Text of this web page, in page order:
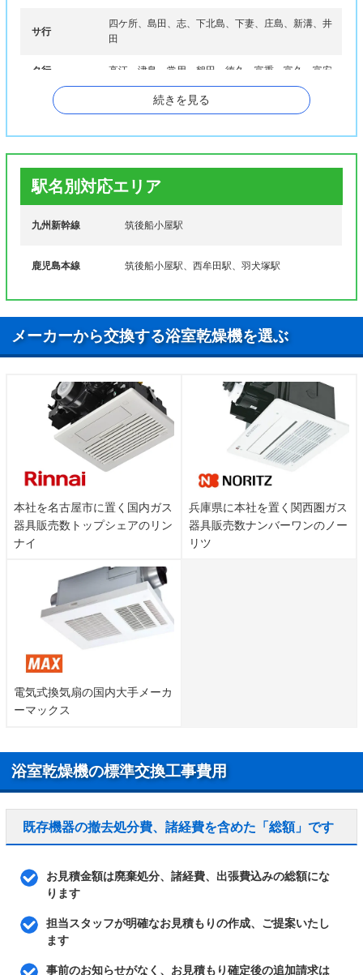
サ行
四ケ所、島田、志、下北島、下妻、庄島、新溝、井
田
タ行 高江、津島、常用、鶴田、徳久、富重、富久、富安
中折地、長崎、長浜、中牟田、西牟田、野町
ハ行 羽犬塚、久富
ヤ行 山ノ井
ワ行 若菜
続きを見る
駅名別対応エリア
九州新幹線 筑後船小屋駅
鹿児島本線 筑後船小屋駅、西牟田駅、羽犬塚駅
メーカーから交換する浴室乾燥機を選ぶ
本社を名古屋市に置く国内ガス
器具販売数トップシェアのリン
ナイ
兵庫県に本社を置く関西圏ガス
器具販売数ナンバーワンのノー
リツ
電気式換気扇の国内大手メーカ
ーマックス
浴室乾燥機の標準交換工事費用
既存機器の撤去処分費、諸経費を含めた「総額」です
お見積金額は廃棄処分、諸経費、出張費込みの総額にな
ります
担当スタッフが明確なお見積もりの作成、ご提案いたし
ます
事前のお知らせがなく、お見積もり確定後の追加請求は